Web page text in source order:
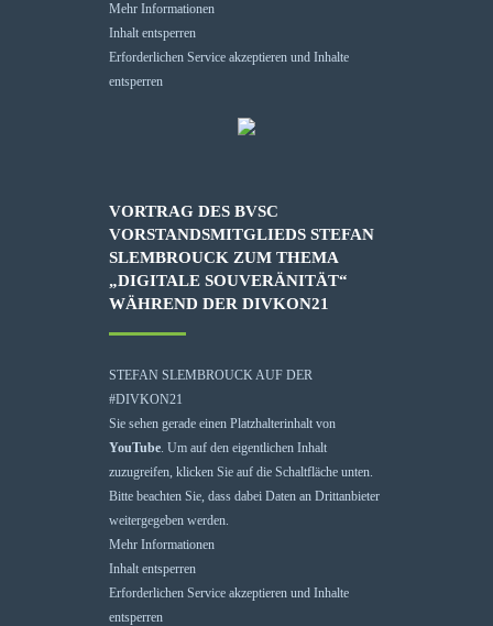
Mehr Informationen
Inhalt entsperren
Erforderlichen Service akzeptieren und Inhalte
entsperren
VORTRAG DES BVSC
VORSTANDSMITGLIEDS STEFAN
SLEMBROUCK ZUM THEMA
„DIGITALE SOUVERÄNITÄT“
WÄHREND DER DIVKON21
STEFAN SLEMBROUCK AUF DER
#DIVKON21
Sie sehen gerade einen Platzhalterinhalt von
YouTube. Um auf den eigentlichen Inhalt
zuzugreifen, klicken Sie auf die Schaltfläche unten.
Bitte beachten Sie, dass dabei Daten an Drittanbieter
weitergegeben werden.
Mehr Informationen
Inhalt entsperren
Erforderlichen Service akzeptieren und Inhalte
entsperren